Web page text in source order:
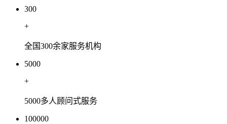
300
+
全国300余家服务机构
5000
+
5000多人顾问式服务
100000